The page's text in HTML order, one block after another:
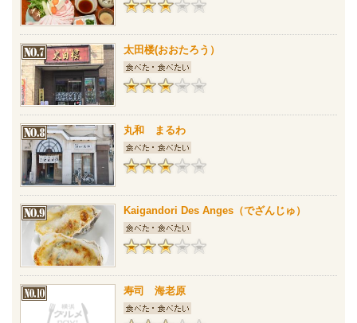
太田楼(おおたろう）
丸和 まるわ
Kaigandori Des Anges（でざんじゅ）
寿司 海老原